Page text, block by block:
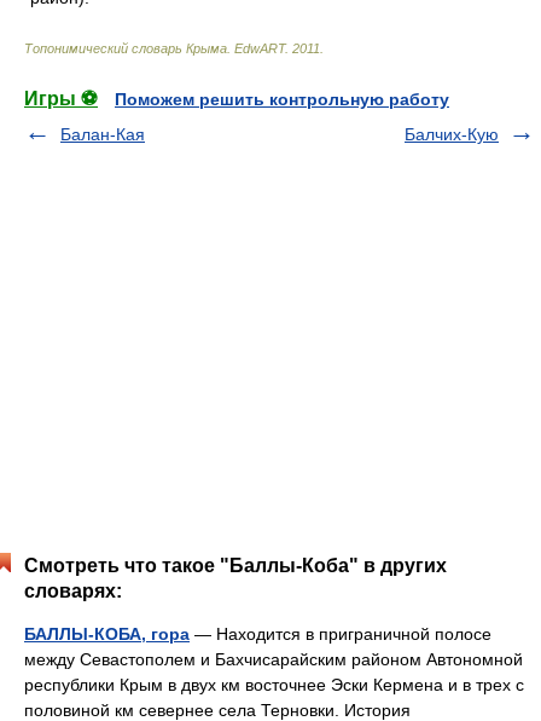
Топонимический словарь Крыма EdwART. 2011
Игры ⚽
Поможем решить контрольную работу
Балан-Кая
Балчих-Кую
Смотреть что такое "Баллы-Коба" в других
словарях:
БАЛЛЫ-КОБА, гора — Находится в приграничной полосе
между Севастополем и Бахчисарайским районом Автономной
республики Крым в двух км восточнее Эски Кермена и в трех с
половиной км севернее села Терновки. История